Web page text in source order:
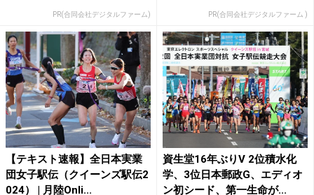
PR(合同会社デジタルファーム) PR(合同会社デジタルファーム )
【テキスト速報】全日本実業
団女子駅伝（クイーンズ駅伝2
024） | 月陸Onli...
資生堂16年ぶりV 2位積水化
学、3位日本郵政G、エディオ
ン初シード、第一生命が...